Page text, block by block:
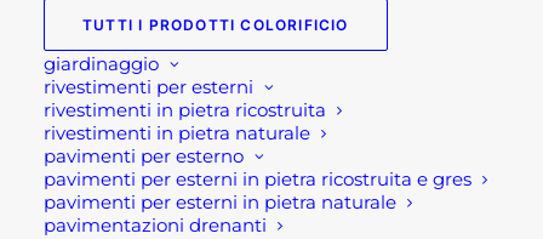
TUTTI I PRODOTTI COLORIFICIO
giardinaggio
rivestimenti per esterni
rivestimenti in pietra ricostruita
rivestimenti in pietra naturale
pavimenti per esterno
pavimenti per esterni in pietra ricostruita e gres
pavimenti per esterni in pietra naturale
pavimentazioni drenanti
Compila il modulo